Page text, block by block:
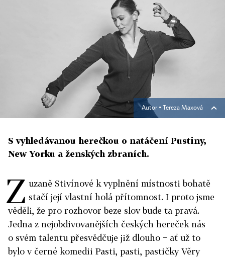
Autor ▪ Tereza Maxová
S vyhledávanou herečkou o natáčení Pustiny,
New Yorku a ženských zbraních.
Z uzaně Stivínové k vyplnění místnosti bohatě
stačí její vlastní holá přítomnost. I proto jsme
věděli, že pro rozhovor beze slov bude ta pravá.
Jedna z nejobdivovanějších českých hereček nás
o svém talentu přesvědčuje již dlouho − ať už to
bylo v černé komedii Pasti, pasti, pastičky Věry